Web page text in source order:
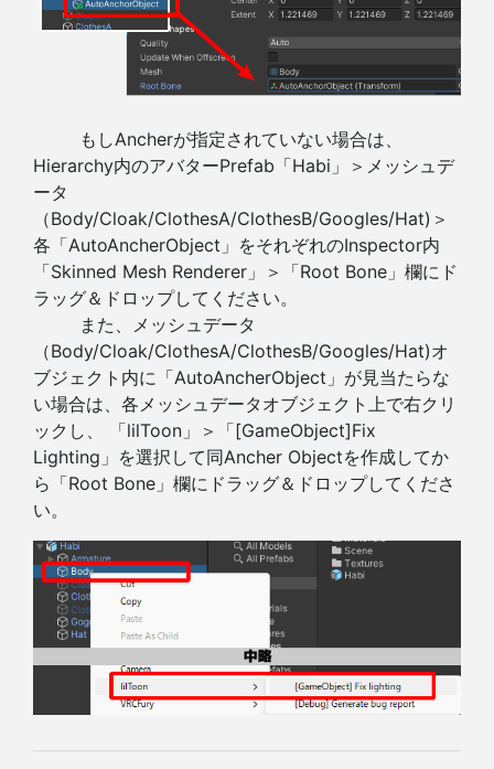
もしAncherが指定されていない場合は、
Hierarchy内のアバターPrefab「Habi」＞メッシュデ
ータ
（Body/Cloak/ClothesA/ClothesB/Googles/Hat)＞
各「AutoAncherObject」をそれぞれのInspector内
「Skinned Mesh Renderer」＞「Root Bone」欄にド
ラッグ＆ドロップしてください。
また、メッシュデータ
（Body/Cloak/ClothesA/ClothesB/Googles/Hat)オ
ブジェクト内に「AutoAncherObject」が見当たらな
い場合は、各メッシュデータオブジェクト上で右クリ
ックし、 「lilToon」＞「[GameObject]Fix
Lighting」を選択して同Ancher Objectを作成してか
ら「Root Bone」欄にドラッグ＆ドロップしてくださ
い。